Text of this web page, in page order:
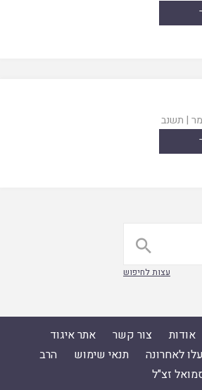
| תשנב

עצות לחיפוש
אודות צור קשר
אתר איגוד
עלו לאחרונה תנאי שימוש
הרב
זצ"ל